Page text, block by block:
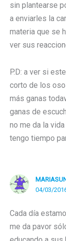
sin plantearse
a enviarles la
materia que se
ver sus
P.D: a ver si
corto de los
más ganas
ganas de
no me da la
tengo tiempo
04/03/
Cada día
me da pavor